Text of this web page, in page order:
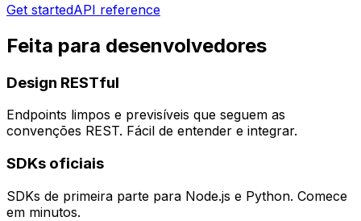
Get startedAPI reference
Feita para desenvolvedores
Design RESTful
Endpoints limpos e previsíveis que seguem as
convenções REST. Fácil de entender e integrar.
SDKs oficiais
SDKs de primeira parte para Node.js e Python. Comece
em minutos.